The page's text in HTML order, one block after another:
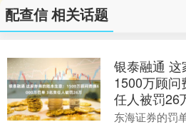
配查信 相关话题
银泰融通 这
1500万顾
任人被罚26
东海证券的罚